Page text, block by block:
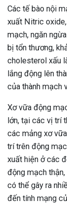
Các tế bào nội
xuất Nitric
mạch, ngăn
bị tổn thương,
cholesterol xấu
lắng động lên
của thành mạch
Xơ vữa động
lớn, tại các vị trí
các mảng xơ
trí trên động
xuất hiện ở các
động mạch
có thể gây ra
đến tính mạng